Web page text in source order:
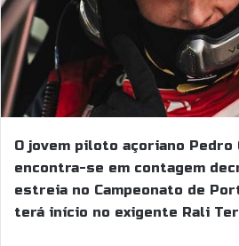
O jovem piloto açoriano Pedro
encontra-se em contagem
estreia no Campeonato de
terá início no exigente Rali